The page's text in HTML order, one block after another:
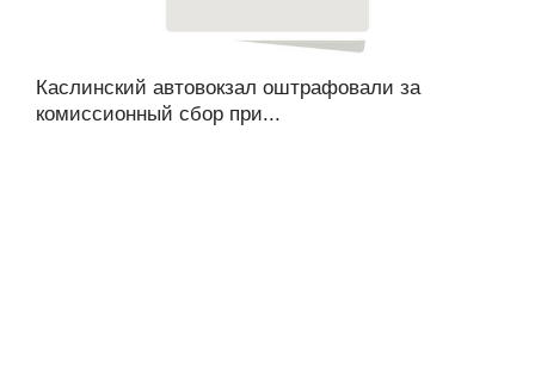
Каслинский автовокзал оштрафовали за
комиссионный сбор при...